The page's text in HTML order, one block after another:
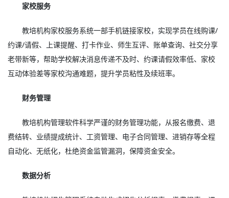
家校服务
教培机构家校服务系统一部手机链接家校，实现学员在线购课/
约课/请假、上课提醒、打卡作业、师生互评、账单查询、社交分享
老带新等，帮助学校解决消息传递不及时、约课请假效率低、家校
互动体验差等家校沟通难题，提升学员粘性及续班率。
财务管理
教培机构管理软件科学严谨的财务管理功能，从报名缴费、退
费结转、业绩提成统计、工资管理、电子合同管理、进销存等全程
自动化、无纸化，杜绝资金监管漏洞，保障资金安全。
数据分析